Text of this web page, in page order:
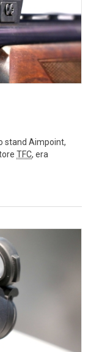
stand Aimpoint,
TFC, era